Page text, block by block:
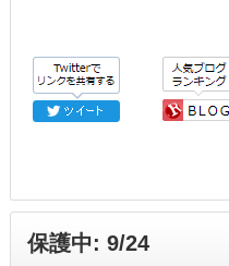
保護中: 9/24